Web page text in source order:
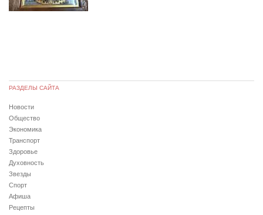
РАЗДЕЛЫ САЙТА
Новости
Общество
Экономика
Транспорт
Здоровье
Духовность
Звезды
Спорт
Афиша
Рецепты